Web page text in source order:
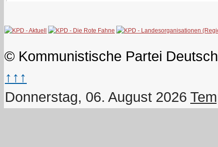
© Kommunistische Partei
↑↑↑
Donnerstag, 06. August 2026